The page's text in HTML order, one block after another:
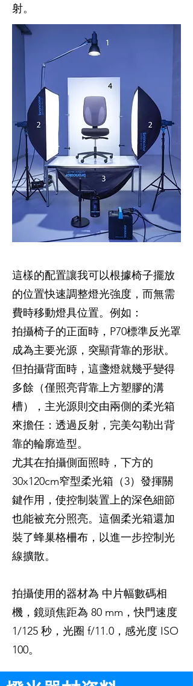
射。
這樣的配置讓我可以根據椅子擺放
的位置快速調整燈光強度，而無需
費時移動燈具位置。例如：
拍攝椅子的正面時，P70標準反光罩
成為主要光源，突顯背靠的形狀。
但拍攝背面時，這盞燈就幾乎變得
多餘（僅照亮背靠上方塑膠的溝
槽），主光源則交由兩側的柔光箱
來擔任：透過反射，完美勾勒出背
靠的輪廓造型。
尤其在拍攝側面照時，下方的
30x120cm窄型柔光箱（3）發揮關
鍵作用，使控制裝置上的深色細節
也能被充分照亮。這個柔光箱還加
裝了蜂巢格柵布，以進一步控制光
線擴散。
拍攝使用的器材為 中片幅數碼相
機，鏡頭焦距為 80 mm，快門速度
1/125 秒，光圈 f/11.0，感光度 ISO
100。